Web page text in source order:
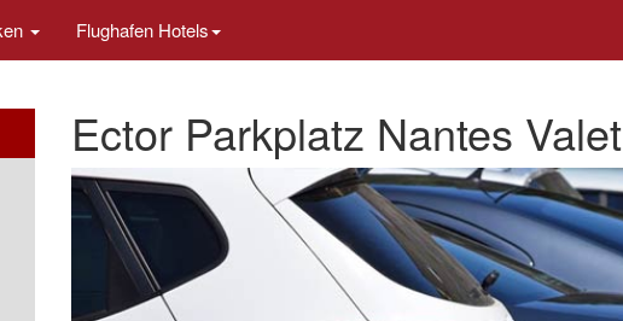
Flughafen Hotels
Ector Parkplatz Nantes Valet